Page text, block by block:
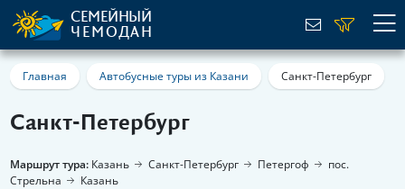
СЕМЕЙНЫЙ
ЧЕМОДАН
Главная Автобусные туры из Казани Санкт-Петербург
Санкт-Петербург
Маршрут тура: Казань Санкт-Петербург Петергоф
пос.
Стрельна
Казань